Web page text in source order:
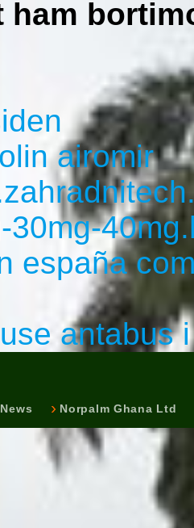
ham
airomir
30mg-
españa
antabus
Norpalm Ghana Ltd